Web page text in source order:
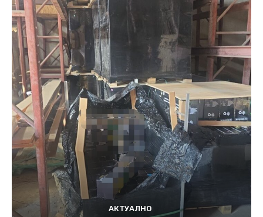
АКТУАЛНО